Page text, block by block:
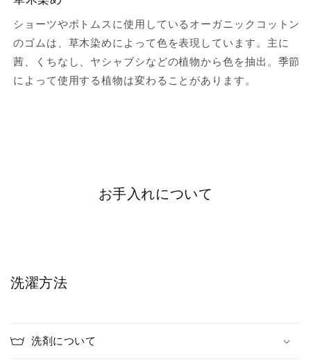
ショーツやボトムスに使用しているオーガニックコットン
のゴムは、草木染めによって色を表現しています。主に
茜、くちなし、ヤシャブシなどの植物から色を抽出。季節
によって使用する植物は変わることがあります。
お手入れについて
洗濯方法
洗剤について